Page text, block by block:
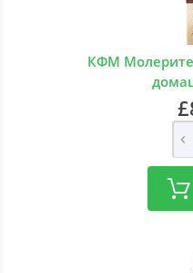
КФМ